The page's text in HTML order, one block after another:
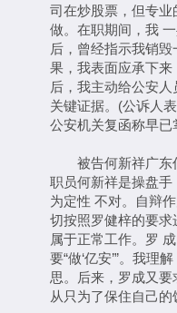
司在炒股票，但专
做。在职期间，我
后，曾经指示我销
果，我表面应承下
后，我主动给公安
关键证据。(公诉人
公安机关复函称早
被告何新祥广东
职员何新祥是操盘
为定性 不对。自辩
切按照罗健梓的要
属于正常工作。罗
要“做‘亿安’”。我理
思。后来，罗成又
从只为了保住自己的